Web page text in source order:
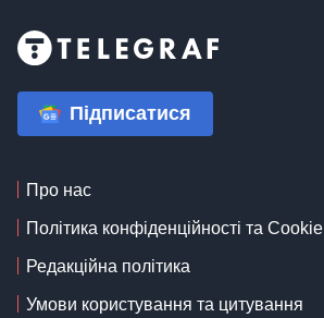
Підписатися
Про нас
Політика конфіденційності та Cookie
Редакційна політика
Умови користування та цитування